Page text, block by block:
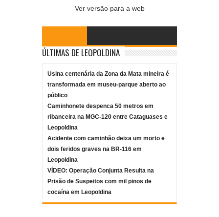
Ver versão para a web
ÚLTIMAS DE LEOPOLDINA
Usina centenária da Zona da Mata mineira é
transformada em museu-parque aberto ao
público
Caminhonete despenca 50 metros em
ribanceira na MGC-120 entre Cataguases e
Leopoldina
Acidente com caminhão deixa um morto e
dois feridos graves na BR-116 em
Leopoldina
VÍDEO: Operação Conjunta Resulta na
Prisão de Suspeitos com mil pinos de
cocaína em Leopoldina